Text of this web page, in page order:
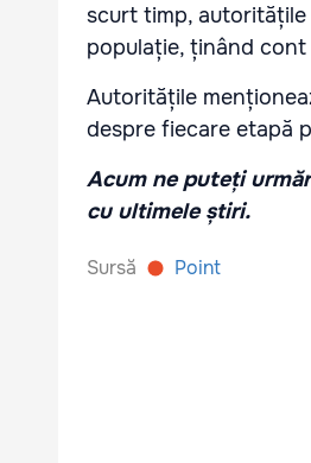
scurt timp,
populație, ținând
Autoritățile
despre fiecare etapă
Acum ne puteți
cu ultimele știri.
Sursă Point